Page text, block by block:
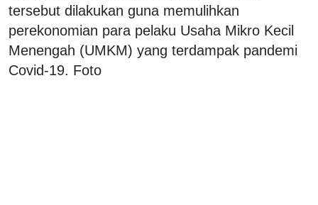
tersebut dilakukan guna memulihkan
perekonomian para pelaku Usaha Mikro Kecil
Menengah (UMKM) yang terdampak pandemi
Covid-19. Foto